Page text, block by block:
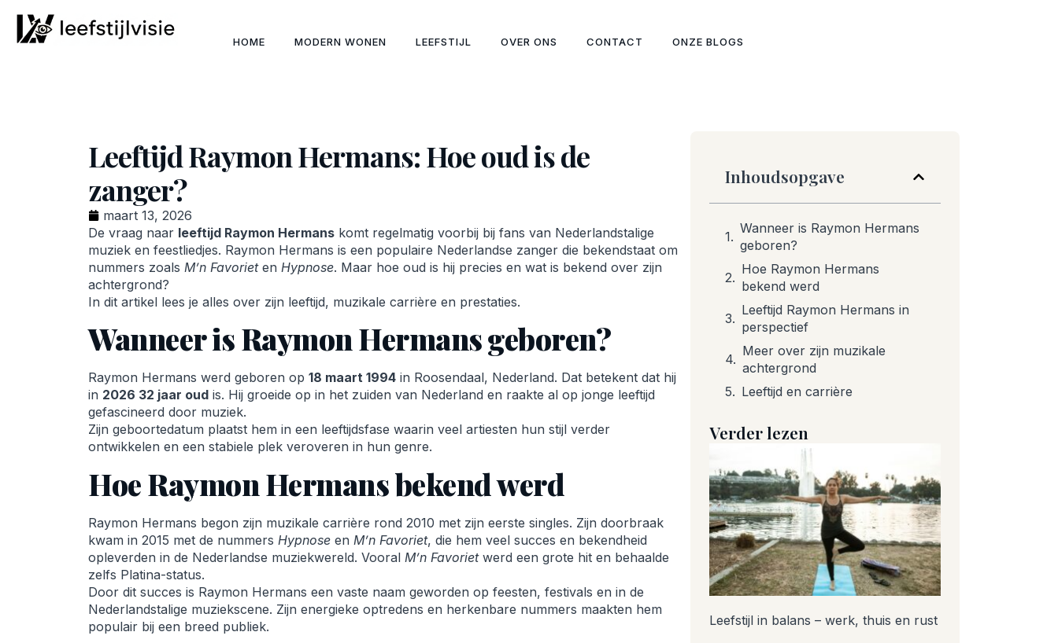
HOME MODERN WONEN LEEFSTIJL OVER ONS CONTACT ONZE BLOGS
Leeftijd Raymon Hermans: Hoe oud is de
zanger?
maart 13, 2026
De vraag naar leeftijd Raymon Hermans komt regelmatig voorbij bij fans van Nederlandstalige
muziek en feestliedjes. Raymon Hermans is een populaire Nederlandse zanger die bekendstaat om
nummers zoals M’n Favorieten Hypnose. Maar hoe oud is hij precies en wat is bekend over zijn
achtergrond?
In dit artikel lees je alles over zijn leeftijd, muzikale carrière en prestaties.
Wanneer is Raymon Hermans geboren?
Raymon Hermans werd geboren op 18 maart 1994 in Roosendaal, Nederland. Dat betekent dat hij
in 2026 32 jaar oud is. Hij groeide op in het zuiden van Nederland en raakte al op jonge leeftijd
gefascineerd door muziek.
Zijn geboortedatum plaatst hem in een leeftijdsfase waarin veel artiesten hun stijl verder
ontwikkelen en een stabiele plek veroveren in hun genre.
Hoe Raymon Hermans bekend werd
Raymon Hermans begon zijn muzikale carrière rond 2010 met zijn eerste singles. Zijn doorbraak
kwam in 2015 met de nummers Hypnose en M’n Favoriet, die hem veel succes en bekendheid
opleverden in de Nederlandse muziekwereld. Vooral M’n Favorietwerd een grote hit en behaalde
zelfs Platina-status.
Door dit succes is Raymon Hermans een vaste naam geworden op feesten, festivals en in de
Nederlandstalige muziekscene. Zijn energieke optredens en herkenbare nummers maakten hem
populair bij een breed publiek.
Inhoudsopgave
Wanneer is Raymon Hermans
geboren?
Hoe Raymon Hermans
bekend werd
Leeftijd Raymon Hermans in
perspectief
Meer over zijn muzikale
achtergrond
Leeftijd en carrière
Verder lezen
Leefstijl in balans – werk, thuis en rust